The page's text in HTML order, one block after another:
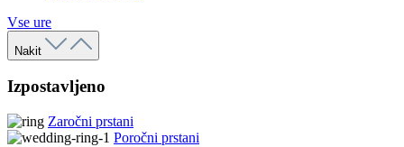
Vse ure
Nakit
Izpostavljeno
Zaročni prstani
Poročni prstani